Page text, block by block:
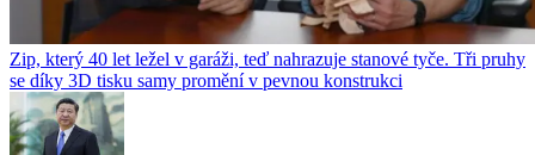
Zip, který 40 let ležel v garáži, teď nahrazuje stanové tyče. Tři pruhy
se díky 3D tisku samy promění v pevnou konstrukci